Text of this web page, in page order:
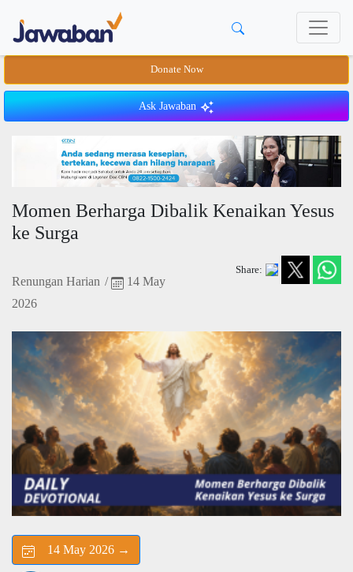
Donate Now
Ask Jawaban
Momen Berharga Dibalik Kenaikan Yesus
ke Surga
Renungan Harian /
14 May
2026
Share:
14 May 2026 →